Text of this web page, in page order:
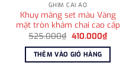
GHIM CÀI ÁO
Khuy măng set màu Vàng
mặt tròn khảm chai cao cấp
525.000₫ Giá
là:
525.000₫.
410.000₫Giá
hiện
tại
410.000₫.
THÊM VÀO GIỎ HÀNG